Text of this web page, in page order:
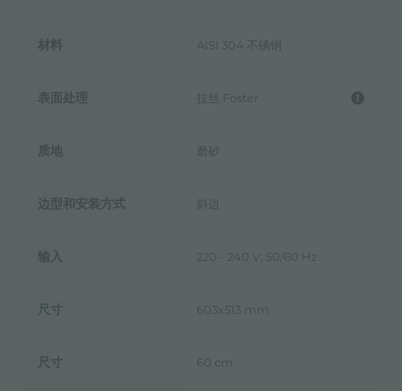
材料 AISI 304 不锈钢
表面处理 拉丝 Foster
质地 磨砂
边型和安装方式 斜边
输入 220 - 240 V; 50/60 Hz
尺寸 603x513 mm
尺寸 60 cm